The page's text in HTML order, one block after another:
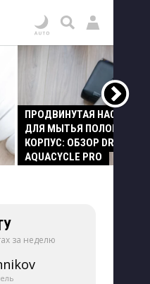
ПРОДВИНУТАЯ НАСАДКА
ДЛЯ МЫТЬЯ ПОЛОВ И
КОРПУС: ОБЗОР DREAME
AQUACYCLE PRO
за неделю